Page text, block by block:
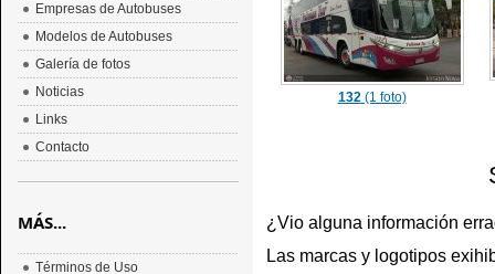
132(1 foto)
¿Vio alguna información
Las marcas y logotipos
Empresas de Autobuses
Modelos de Autobuses
Galería de fotos
Noticias
Links
Contacto
MÁS...
Términos de Uso